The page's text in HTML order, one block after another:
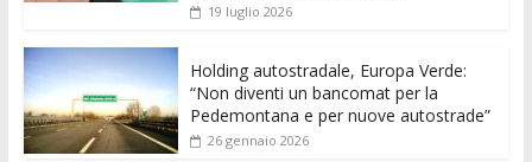
19 luglio 2026
Holding autostradale, Europa Verde:
“Non diventi un bancomat per la
Pedemontana e per nuove autostrade”
26 gennaio 2026